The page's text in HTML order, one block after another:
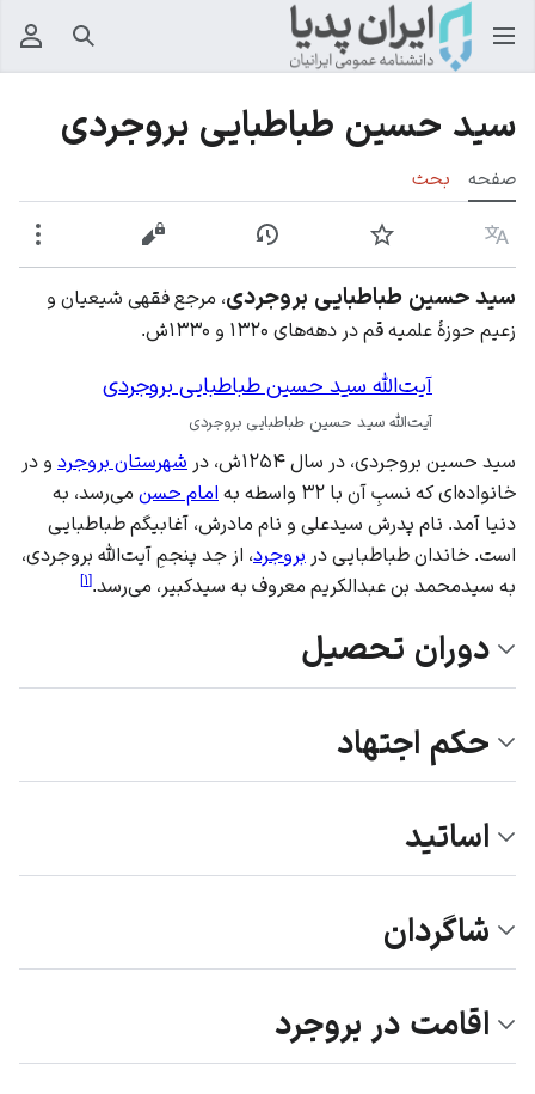
جستجو
سید حسین طباطبایی بروجردی
صفحه بحث
زبان پیگیری نمایش تاریخچهنمایش مبدأ
سید حسین طباطبایی بروجردی، مرجع فقهی شیعیان و
زعیم حوزهٔ علمیه قم در دهه‌های ۱۳۲۰ و ۱۳۳۰ش.
آیت‌الله سید حسین طباطبایی بروجردی
آیت‌الله سید حسین طباطبایی بروجردی
سید حسین بروجردی، در سال ۱۲۵۴ش، در شهرستان بروجرد و در
خانواده‌ای که نسبِ آن با ۳۲ واسطه به
امام حسن می‌رسد، به
دنیا آمد. نام پدرش سیدعلی و نام مادرش، آغابیگم طباطبایی
است. خاندان طباطبایی در بروجرد، از جد پنجمِ آیت‌الله بروجردی،
به سیدمحمد بن عبدالکریم معروف به سیدکبیر، می‌رسد.[۱]
دوران تحصیل
حکم اجتهاد
اساتید
شاگردان
اقامت در بروجرد